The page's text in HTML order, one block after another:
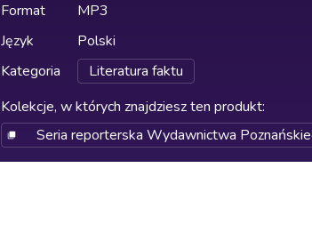
Format
MP3
Język
Polski
Kategoria
Literatura faktu
Kolekcje, w których znajdziesz ten produkt:
Seria reporterska Wydawnictwa